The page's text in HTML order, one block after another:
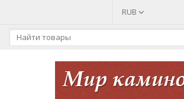
RUB